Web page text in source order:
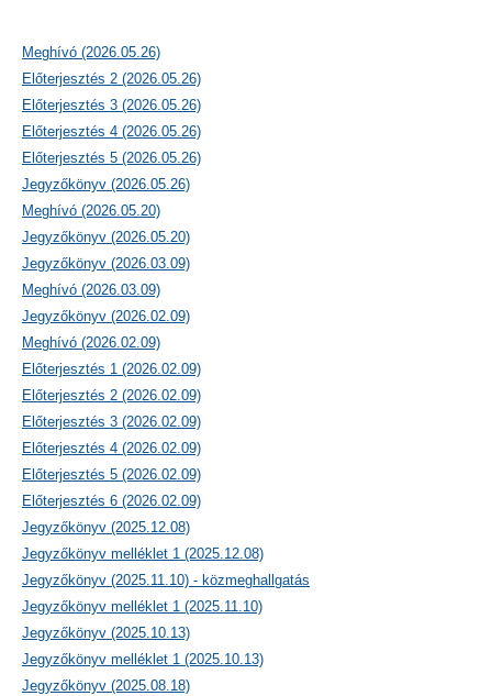
Meghívó (2026.05.26)
Előterjesztés 2 (2026.05.26)
Előterjesztés 3 (2026.05.26)
Előterjesztés 4 (2026.05.26)
Előterjesztés 5 (2026.05.26)
Jegyzőkönyv (2026.05.26)
Meghívó (2026.05.20)
Jegyzőkönyv (2026.05.20)
Jegyzőkönyv (2026.03.09)
Meghívó (2026.03.09)
Jegyzőkönyv (2026.02.09)
Meghívó (2026.02.09)
Előterjesztés 1 (2026.02.09)
Előterjesztés 2 (2026.02.09)
Előterjesztés 3 (2026.02.09)
Előterjesztés 4 (2026.02.09)
Előterjesztés 5 (2026.02.09)
Előterjesztés 6 (2026.02.09)
Jegyzőkönyv (2025.12.08)
Jegyzőkönyv melléklet 1 (2025.12.08)
Jegyzőkönyv (2025.11.10) - közmeghallgatás
Jegyzőkönyv melléklet 1 (2025.11.10)
Jegyzőkönyv (2025.10.13)
Jegyzőkönyv melléklet 1 (2025.10.13)
Jegyzőkönyv (2025.08.18)